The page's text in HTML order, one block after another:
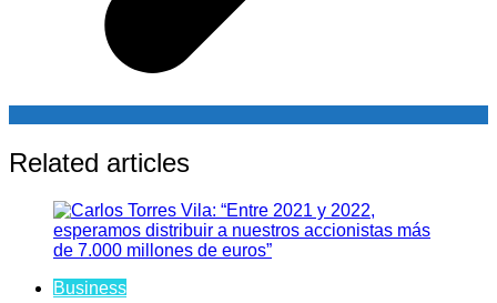
Related articles
Business